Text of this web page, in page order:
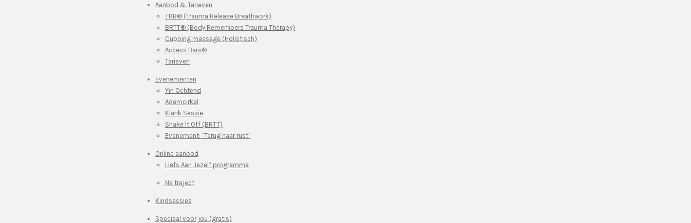
Aanbod & Tarieven
TRB® (Trauma Release Breathwork)
BRTT® (Body Remembers Trauma Therapy)
Cupping massage (Holistisch)
Access Bars®
Tarieven
Evenementen
Yin Ochtend
Ademcirkel
Klank Sessie
Shake It Off (BRTT)
Evenement: "Terug naar rust"
Online aanbod
Liefs Aan Jezelf programma
Na traject
Kindsessies
Speciaal voor jou (gratis)